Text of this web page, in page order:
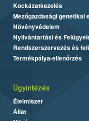
Kockázatkezelés
Mezőgazdasági genetikai
Növényvédelem
Nyilvántartási és
Rendszerszervezés és
Termékpálya-ellenőrzés
Ügyintézés
Élelmiszer
Állat